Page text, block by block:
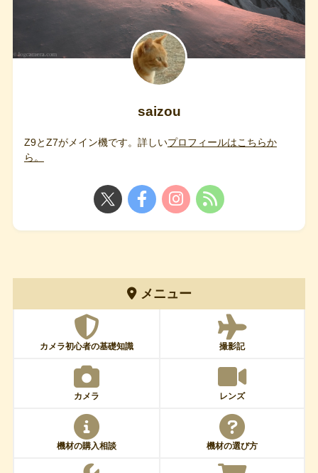
saizou
Z9とZ7がメイン機です。詳しいプロフィールはこちらか
ら。
メニュー
カメラ初心者の基礎知識 撮影記
カメラ レンズ
機材の購入相談 機材の選び方